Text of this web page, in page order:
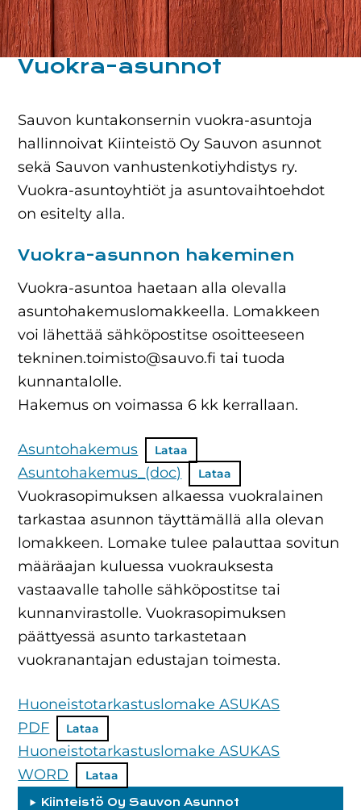
Vuokra-asunnot
Sauvon kuntakonsernin vuokra-asuntoja
hallinnoivat Kiinteistö Oy Sauvon asunnot
sekä Sauvon vanhustenkotiyhdistys ry.
Vuokra-asuntoyhtiöt ja asuntovaihtoehdot
on esitelty alla.
Vuokra-asunnon hakeminen
Vuokra-asuntoa haetaan alla olevalla
asuntohakemuslomakkeella. Lomakkeen
voi lähettää sähköpostitse osoitteeseen
tekninen.toimisto@sauvo.fi tai tuoda
kunnantalolle.
Hakemus on voimassa 6 kk kerrallaan.
Asuntohakemus Lataa
Asuntohakemus_(doc) Lataa
Vuokrasopimuksen alkaessa vuokralainen
tarkastaa asunnon täyttämällä alla olevan
lomakkeen. Lomake tulee palauttaa sovitun
määräajan kuluessa vuokrauksesta
vastaavalle taholle sähköpostitse tai
kunnanvirastolle. Vuokrasopimuksen
päättyessä asunto tarkastetaan
vuokranantajan edustajan toimesta.
Huoneistotarkastuslomake ASUKAS
PDF
Lataa
Huoneistotarkastuslomake ASUKAS
WORD
Lataa
Kiinteistö Oy Sauvon Asunnot